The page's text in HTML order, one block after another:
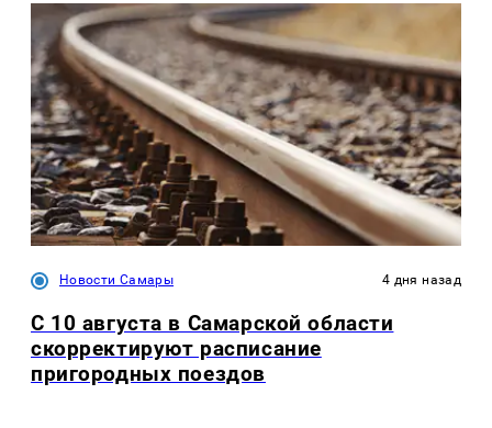
Новости Самары 4 дня назад
С 10 августа в Самарской области
скорректируют расписание
пригородных поездов